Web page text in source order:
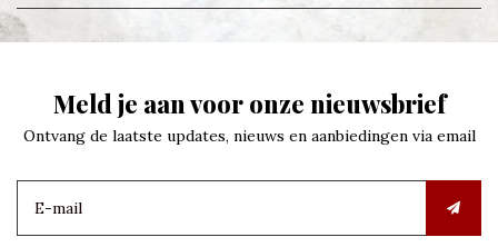
Meld je aan voor onze nieuwsbrief
Ontvang de laatste updates, nieuws en aanbiedingen via email